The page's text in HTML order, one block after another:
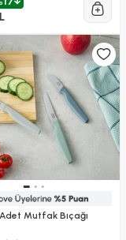
Mutfak Bıçağı